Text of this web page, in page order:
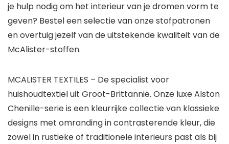
je hulp nodig om het interieur van je dromen vorm te
geven? Bestel een selectie van onze stofpatronen
en overtuig jezelf van de uitstekende kwaliteit van de
McAlister-stoffen.
MCALISTER TEXTILES – De specialist voor
huishoudtextiel uit Groot-Brittannië. Onze luxe Alston
Chenille-serie is een kleurrijke collectie van klassieke
designs met omranding in contrasterende kleur, die
zowel in rustieke of traditionele interieurs past als bij